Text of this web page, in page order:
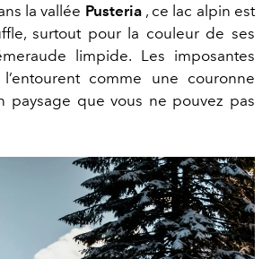
la vallée Pusteria, ce lac alpin est
surtout pour la couleur de ses
limpide. Les imposantes
comme une couronne
paysage que vous ne pouvez pas